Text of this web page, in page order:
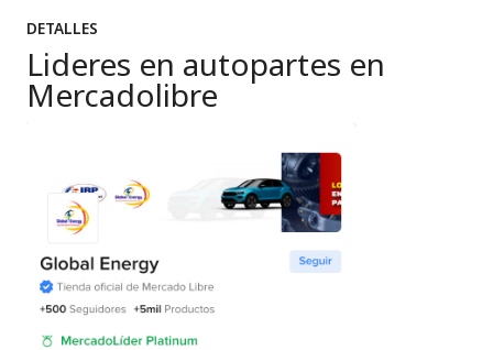
DETALLES
Lideres en autopartes en
Mercadolibre